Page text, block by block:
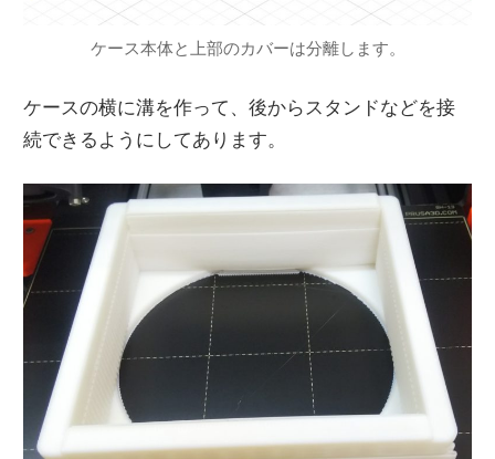
ケース本体と上部のカバーは分離します。
ケースの横に溝を作って、後からスタンドなどを接
続できるようにしてあります。